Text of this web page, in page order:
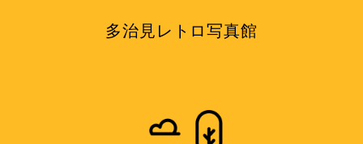
多治見レトロ写真館